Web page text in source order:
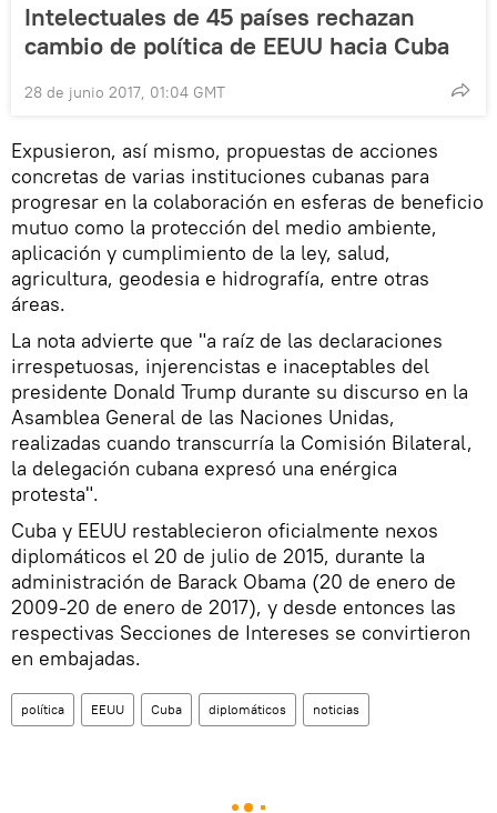
Intelectuales de 45 países rechazan
cambio de política de EEUU hacia Cuba
28 de junio 2017, 01:04 GMT
Expusieron, así mismo, propuestas de acciones
concretas de varias instituciones cubanas para
progresar en la colaboración en esferas de beneficio
mutuo como la protección del medio ambiente,
aplicación y cumplimiento de la ley, salud,
agricultura, geodesia e hidrografía, entre otras
áreas.
La nota advierte que "a raíz de las declaraciones
irrespetuosas, injerencistas e inaceptables del
presidente Donald Trump durante su discurso en la
Asamblea General de las Naciones Unidas,
realizadas cuando transcurría la Comisión Bilateral,
la delegación cubana expresó una enérgica
protesta".
Cuba y EEUU restablecieron oficialmente nexos
diplomáticos el 20 de julio de 2015, durante la
administración de Barack Obama (20 de enero de
2009-20 de enero de 2017), y desde entonces las
respectivas Secciones de Intereses se convirtieron
en embajadas.
política EEUU Cuba diplomáticos noticias